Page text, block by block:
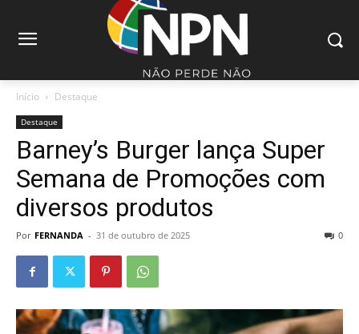
Início Destaque
Destaque
Barney’s Burger lança Super
Semana de Promoções com
diversos produtos
Por FERNANDA - 31 de outubro de 2025 0